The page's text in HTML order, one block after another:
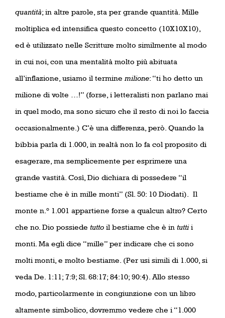
quantità; in altre parole, sta per grande quantità. Mille
moltiplica ed intensifica questo concetto (10X10X10),
ed è utilizzato nelle Scritture molto similmente al modo
in cui noi, con una mentalità molto più abituata
all’inflazione, usiamo il termine milione: “ti ho detto un
milione di volte …!” (forse, i letteralisti non parlano mai
in quel modo, ma sono sicuro che il resto di noi lo faccia
occasionalmente.) C’è una differenza, però. Quando la
bibbia parla di 1.000, in realtà non lo fa col proposito di
esagerare, ma semplicemente per esprimere una
grande vastità. Così, Dio dichiara di possedere “il
bestiame che è in mille monti” (Sl. 50: 10 Diodati).
Il
monte n.° 1.001 appartiene forse a qualcun altro? Certo
che no. Dio possiede tutto il bestiame che è in tuttii
monti. Ma egli dice “mille” per indicare che ci sono
molti monti, e molto bestiame. (Per usi simili di 1.000, si
veda De. 1:11; 7:9; Sl. 68:17; 84:10; 90:4). Allo stesso
modo, particolarmente in congiunzione con un libro
altamente simbolico, dovremmo vedere che i “1.000